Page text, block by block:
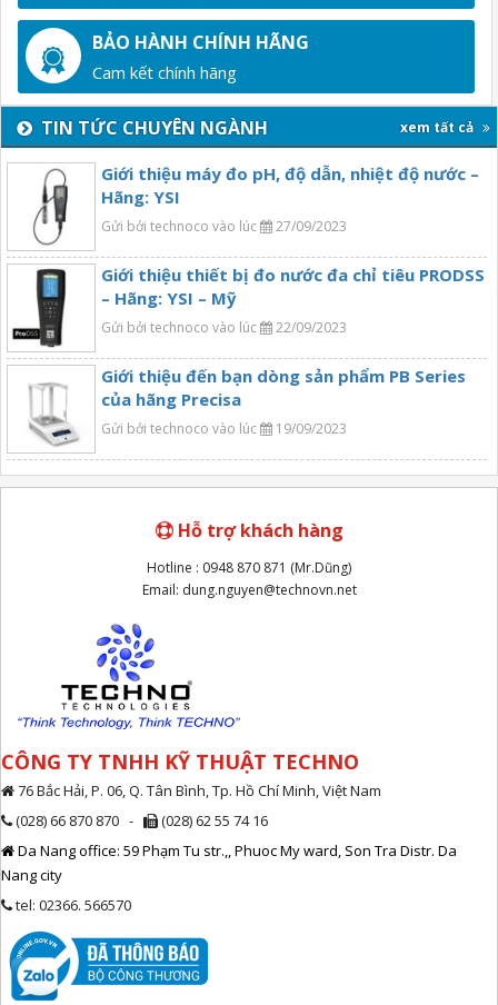
BẢO HÀNH CHÍNH HÃNG
Cam kết chính hãng
TIN TỨC CHUYÊN NGÀNH xem tất cả
Giới thiệu máy đo pH, độ dẫn, nhiệt độ nước –
Hãng: YSI
Gửi bởi technoco vào lúc 27/09/2023
Giới thiệu thiết bị đo nước đa chỉ tiêu PRODSS
– Hãng: YSI – Mỹ
Gửi bởi technoco vào lúc 22/09/2023
Giới thiệu đến bạn dòng sản phẩm PB Series
của hãng Precisa
Gửi bởi technoco vào lúc 19/09/2023
Hỗ trợ khách hàng
Hotline : 0948 870 871 (Mr.Dũng)
Email: dung.nguyen@technovn.net
CÔNG TY TNHH KỸ THUẬT TECHNO
76 Bắc Hải, P. 06, Q. Tân Bình, Tp. Hồ Chí Minh, Việt Nam
(028) 66 870 870 -
(028) 62 55 74 16
Da Nang office: 59 Phạm Tu str.,, Phuoc My ward, Son Tra Distr. Da
Nang city
tel: 02366. 566570